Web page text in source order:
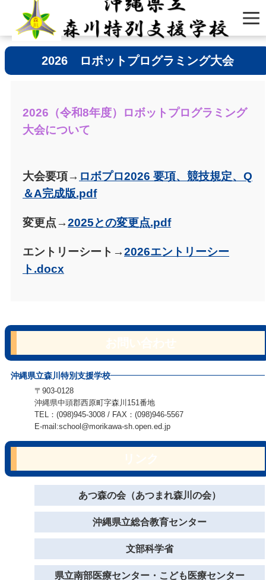
2026 ロボットプログラミング大会
2026（令和8年度）ロボットプログラミング
大会について
大会要項→ ロボプロ2026 要項、競技規定、Q
＆A完成版.pdf
変更点→2025との変更点.pdf
エントリーシート→2026エントリーシー
ト.docx
沖縄県立森川特別支援学校
〒903-0128
沖縄県中頭郡西原町字森川151番地
TEL：(098)945-3008 / FAX：(098)946-5567
E-mail:school@morikawa-sh.open.ed.jp
あつ森の会（あつまれ森川の会）
沖縄県立総合教育センター
文部科学省
県立南部医療センター・こども医療センター